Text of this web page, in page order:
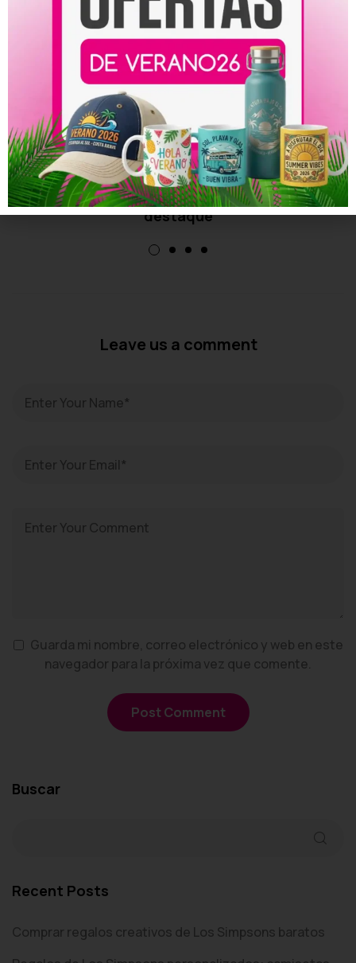
Noche de San Juan
Productos personalizados para la Noche de
San Juan: cómo hacer que tu fiesta en la playa
destaque
Leave us a comment
Guarda mi nombre, correo electrónico y web en este
navegador para la próxima vez que comente.
Buscar
Recent Posts
Comprar regalos creativos de Los Simpsons baratos